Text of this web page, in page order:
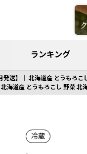
ランキング
送】｜ 北海道産 とうもろこ
海道産 とうもろこし 野菜 北
冷蔵